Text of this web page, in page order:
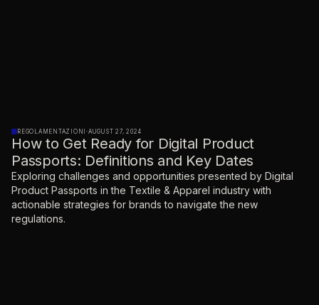
REGOLAMENTAZIONI ·AUGUST 27, 2024
How to Get Ready for Digital Product
Passports: Definitions and Key Dates
Exploring challenges and opportunities presented by Digital
Product Passports in the Textile & Apparel industry with
actionable strategies for brands to navigate the new
regulations.